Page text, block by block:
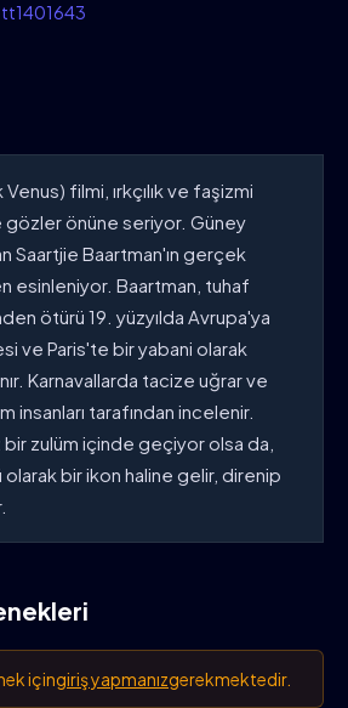
tt1401643
filmi, ırkçılık ve faşizmi
gözler önüne seriyor. Güney
Saartjie Baartman'ın gerçek
esinleniyor. Baartman, tuhaf
ötürü 19. yüzyılda Avrupa'ya
ve Paris'te bir yabani olarak
Karnavallarda tacize uğrar ve
insanları tarafından incelenir.
bir zulüm içinde geçiyor olsa da,
bir ikon haline gelir, direnip
içingiriş yapmanızgerekmektedir.